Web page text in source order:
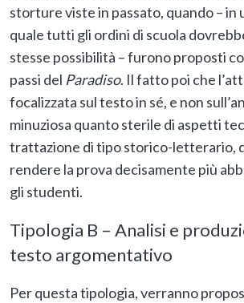
storture viste in passato, quando – in
quale tutti gli ordini di scuola
stesse possibilità – furono proposti
passi del Paradiso. Il fatto poi che
focalizzata sul testo in sé, e non
minuziosa quanto sterile di aspetti
trattazione di tipo storico-letterario,
rendere la prova decisamente più
gli studenti.
Tipologia B – Analisi e
testo argomentativo
Per questa tipologia, verranno